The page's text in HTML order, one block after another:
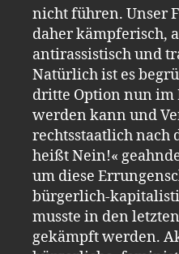
nicht führen. Unser
daher kämpferisch,
antirassistisch und
Natürlich ist es
dritte Option nun im
werden kann und
rechtsstaatlich nach
heißt Nein!«
um diese
bürgerlich-
musste in den
gekämpft werden.